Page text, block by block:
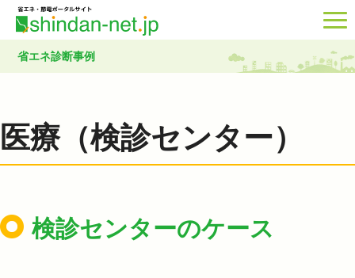
省エネ診断事例
医療（検診センター）
検診センターのケース